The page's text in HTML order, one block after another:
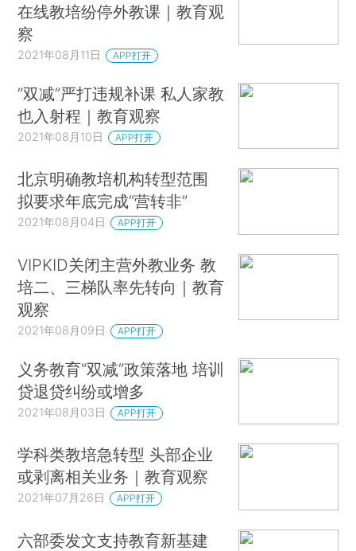
在线教培纷停外教课｜教育观
察
2021年08月11日 APP打开
“双减”严打违规补课 私人家教
也入射程｜教育观察
2021年08月10日 APP打开
北京明确教培机构转型范围
拟要求年底完成“营转非”
2021年08月04日 APP打开
VIPKID关闭主营外教业务 教
培二、三梯队率先转向｜教育
观察
2021年08月09日 APP打开
义务教育“双减”政策落地 培训
贷退贷纠纷或增多
2021年08月03日 APP打开
学科类教培急转型 头部企业
或剥离相关业务｜教育观察
2021年07月26日 APP打开
六部委发文支持教育新基建